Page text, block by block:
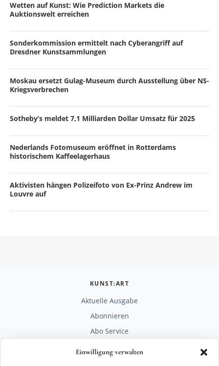
Einwilligung verwalten
Wetten auf Kunst: Wie Prediction Markets die
Auktionswelt erreichen
Sonderkommission ermittelt nach Cyberangriff auf
Dresdner Kunstsammlungen
Moskau ersetzt Gulag-Museum durch Ausstellung über NS-
Kriegsverbrechen
Sotheby’s meldet 7,1 Milliarden Dollar Umsatz für 2025
Nederlands Fotomuseum eröffnet in Rotterdams
historischem Kaffeelagerhaus
Aktivisten hängen Polizeifoto von Ex-Prinz Andrew im
Louvre auf
KUNST:ART
Aktuelle Ausgabe
Abonnieren
Abo Service